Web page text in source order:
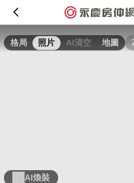
格局 照片 AI清空 地圖
AI煥裝